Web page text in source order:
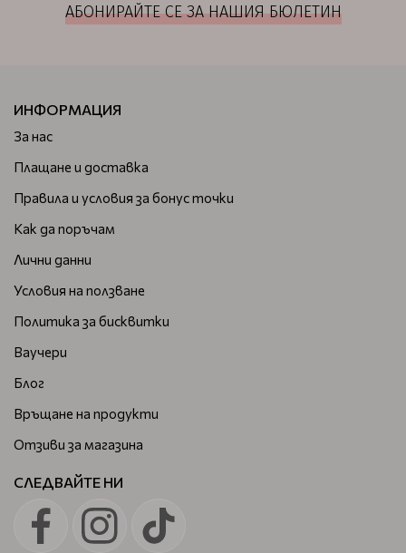
АБОНИРАЙТЕ СЕ ЗА НАШИЯ БЮЛЕТИН
ИНФОРМАЦИЯ
За нас
Плащане и доставка
Правила и условия за бонус точки
Как да поръчам
Лични данни
Условия на ползване
Политика за бисквитки
Ваучери
Блог
Връщане на продукти
Отзиви за магазина
СЛЕДВАЙТЕ НИ